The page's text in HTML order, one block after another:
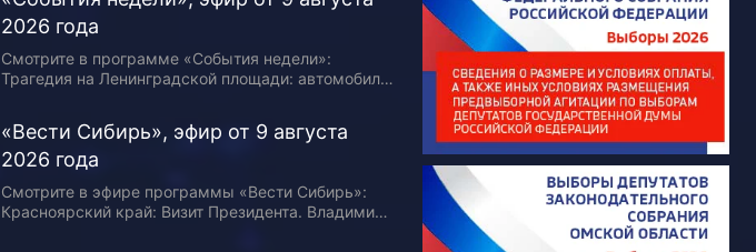
2026 года
Смотрите в программе «События недели»:
Трагедия на Ленинградской площади: автомобиль
бюллетене на…
«Вести Сибирь», эфир от 9 августа
2026 года
Смотрите в эфире программы «Вести Сибирь»:
Красноярский край: Визит Президента. Владимир